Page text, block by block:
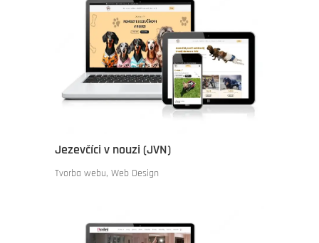
Jezevčíci v nouzi (JVN)
Tvorba webu, Web Design